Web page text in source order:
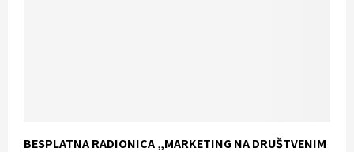
BESPLATNA RADIONICA „MARKETING NA DRUŠTVENIM